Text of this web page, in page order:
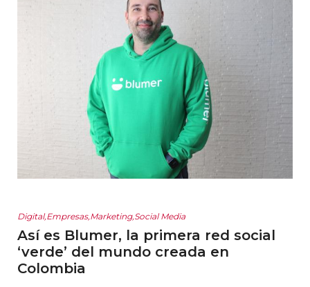
Digital,Empresas,Marketing,Social Media
Así es Blumer, la primera red social
‘verde’ del mundo creada en
Colombia